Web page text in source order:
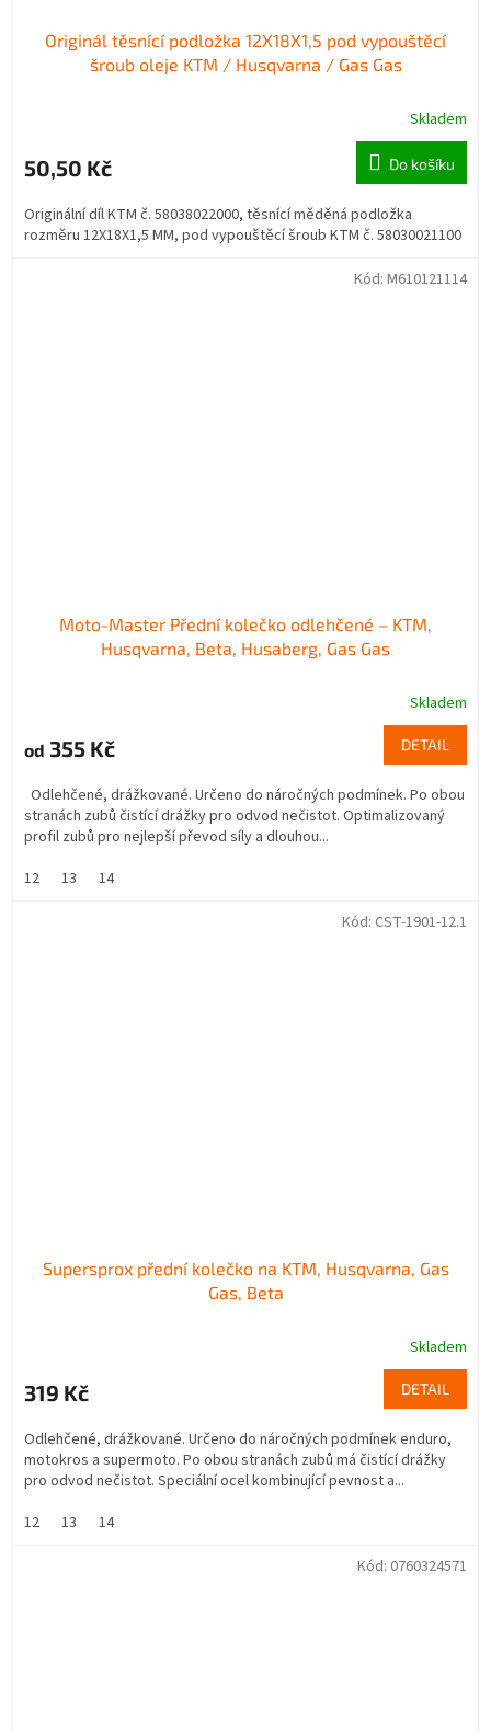
Originál těsnící podložka 12X18X1,5 pod vypouštěcí
šroub oleje KTM / Husqvarna / Gas Gas
Skladem
50,50 Kč Do košíku
Originální díl KTM č. 58038022000, těsnící měděná podložka
rozměru 12X18X1,5 MM, pod vypouštěcí šroub KTM č. 58030021100
Moto-Master Přední kolečko odlehčené – KTM,
Husqvarna, Beta, Husaberg, Gas Gas
Skladem
od 355 Kč DETAIL
Odlehčené, drážkované. Určeno do náročných podmínek. Po obou
stranách zubů čistící drážky pro odvod nečistot. Optimalizovaný
profil zubů pro nejlepší převod síly a dlouhou...
12
13 14
Kód: M610121114
Supersprox přední kolečko na KTM, Husqvarna, Gas
Gas, Beta
Skladem
319 Kč DETAIL
Odlehčené, drážkované. Určeno do náročných podmínek enduro,
motokros a supermoto. Po obou stranách zubů má čistící drážky
pro odvod nečistot. Speciální ocel kombinující pevnost a...
12
13 14
Kód: CST-1901-12.1
Kód: 0760324571